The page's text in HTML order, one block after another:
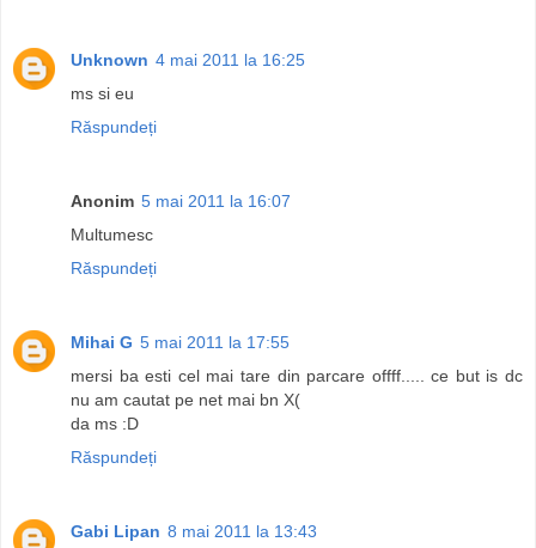
Unknown 4 mai 2011 la 16:25
ms si eu
Răspundeți
Anonim 5 mai 2011 la 16:07
Multumesc
Răspundeți
Mihai G 5 mai 2011 la 17:55
mersi ba esti cel mai tare din parcare offff..... ce but is dc
nu am cautat pe net mai bn X(
da ms :D
Răspundeți
Gabi Lipan 8 mai 2011 la 13:43